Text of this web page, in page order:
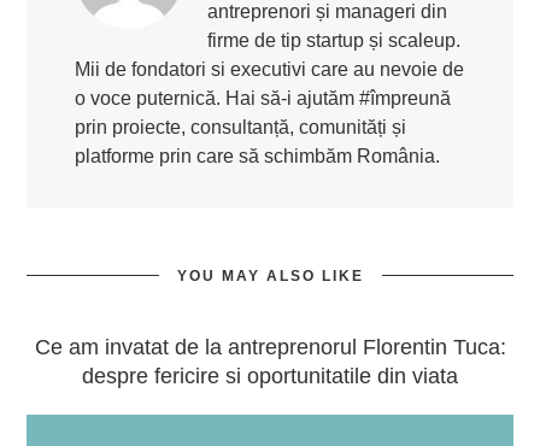
antreprenori și manageri din
firme de tip startup și scaleup.
Mii de fondatori si executivi care au nevoie de
o voce puternică. Hai să-i ajutăm #împreună
prin proiecte, consultanță, comunități și
platforme prin care să schimbăm România.
YOU MAY ALSO LIKE
Ce am invatat de la antreprenorul Florentin Tuca:
despre fericire si oportunitatile din viata